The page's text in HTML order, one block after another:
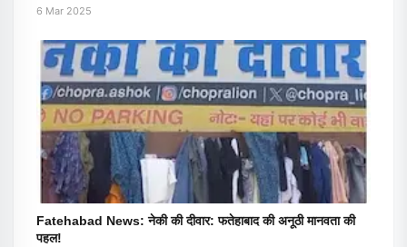
6 Mar 2025
Fatehabad News: नेकी की दीवार: फतेहाबाद की अनूठी मानवता की
पहल!